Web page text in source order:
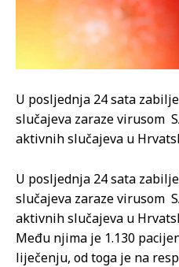
U posljednja 24 sata
slučajeva zaraze virusom
aktivnih slučajeva u
U posljednja 24 sata
slučajeva zaraze virusom
aktivnih slučajeva u
Među njima je 1.130
liječenju, od toga je na